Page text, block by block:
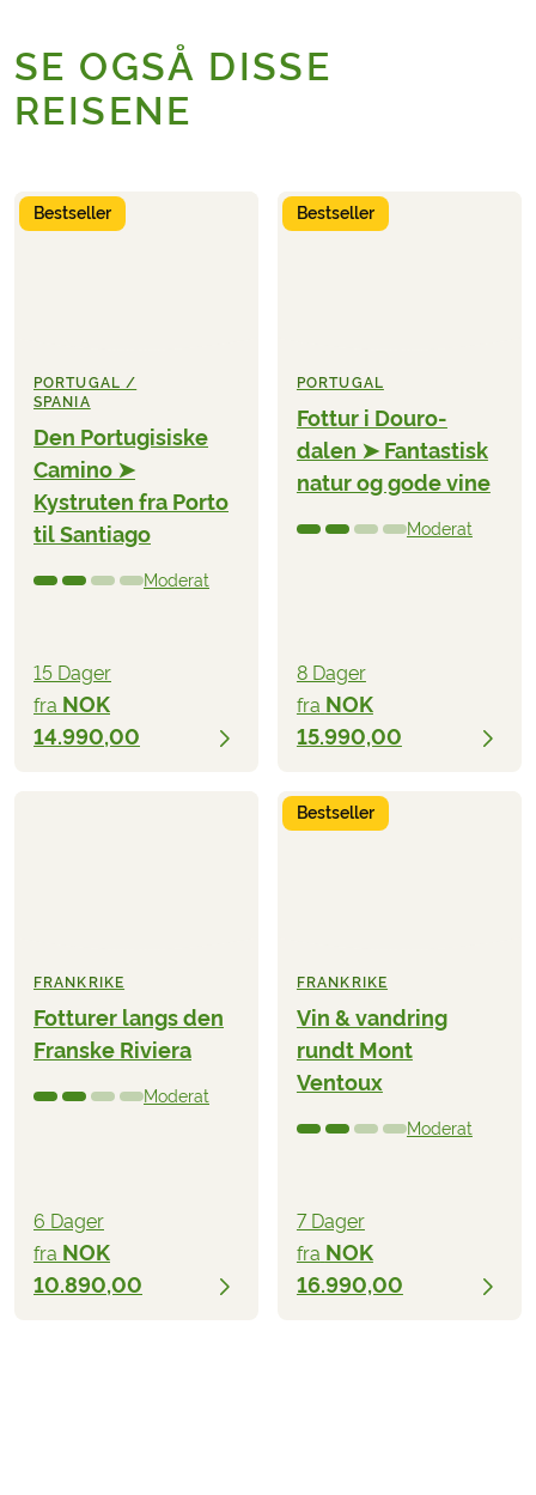
SE OGSÅ DISSE
REISENE
Bestseller
PORTUGAL /
SPANIA
Den Portugisiske
Camino ➤
Kystruten fra Porto
til Santiago
Moderat
15 Dager
fra NOK
14.990,00
Bestseller
PORTUGAL
Fottur i Douro-
dalen ➤ Fantastisk
natur og gode vine
Moderat
8 Dager
fra NOK
15.990,00
FRANKRIKE
Fotturer langs den
Franske Riviera
Moderat
6 Dager
fra NOK
10.890,00
Bestseller
FRANKRIKE
Vin & vandring
rundt Mont
Ventoux
Moderat
7 Dager
fra NOK
16.990,00